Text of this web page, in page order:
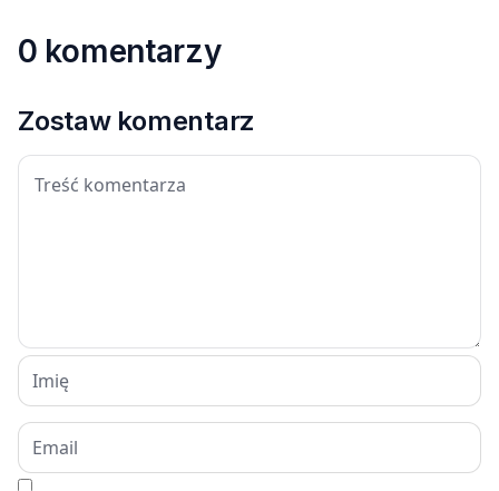
0 komentarzy
Zostaw komentarz